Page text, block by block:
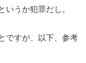
いうか犯罪だし。
ですが、以下、参考